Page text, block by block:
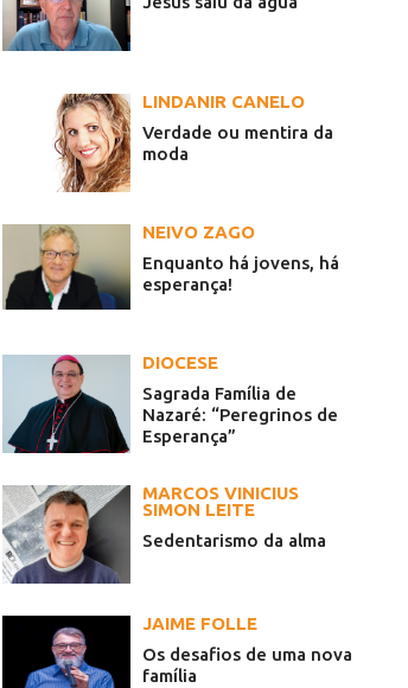
LINDANIR CANELO
Verdade ou mentira da
moda
NEIVO ZAGO
Enquanto há jovens, há
esperança!
DIOCESE
Sagrada Família de
Nazaré: “Peregrinos de
Esperança”
MARCOS VINICIUS
SIMON LEITE
Sedentarismo da alma
JAIME FOLLE
Os desafios de uma nova
família